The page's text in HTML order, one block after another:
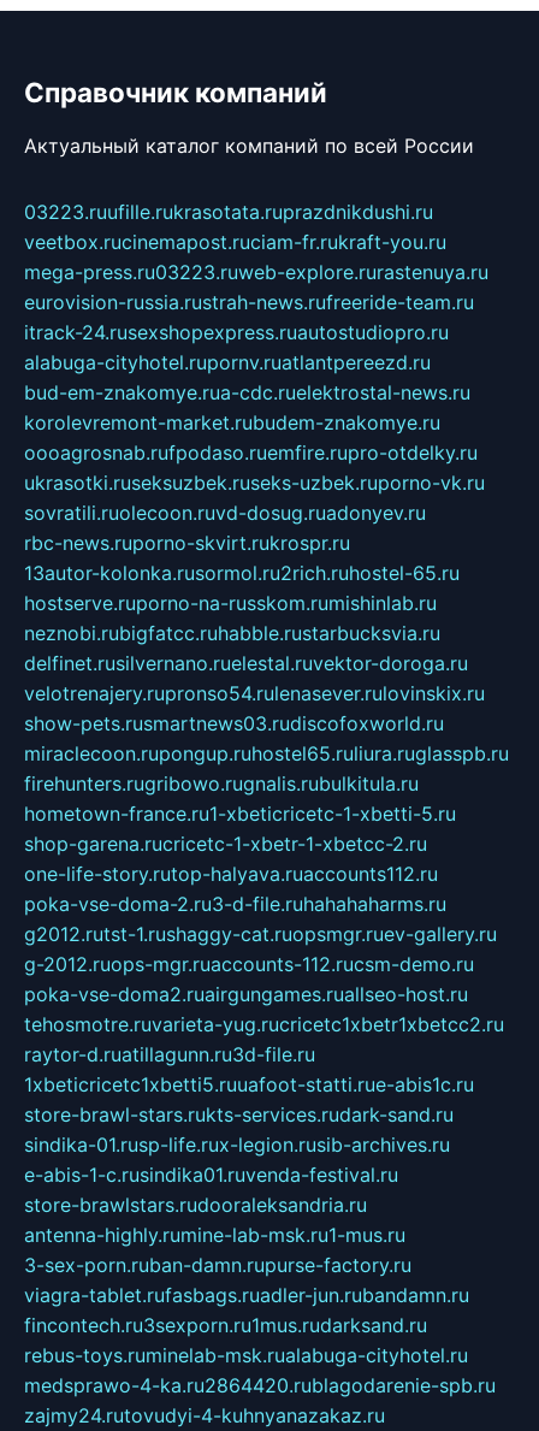
Справочник компаний
Актуальный каталог компаний по всей России
03223.ruufille.rukrasotata.ruprazdnikdushi.ru
veetbox.rucinemapost.ruciam-fr.rukraft-you.ru
mega-press.ru03223.ruweb-explore.rurastenuya.ru
eurovision-russia.rustrah-news.rufreeride-team.ru
itrack-24.rusexshopexpress.ruautostudiopro.ru
alabuga-cityhotel.rupornv.ruatlantpereezd.ru
bud-em-znakomye.rua-cdc.ruelektrostal-news.ru
korolevremont-market.rubudem-znakomye.ru
oooagrosnab.rufpodaso.ruemfire.rupro-otdelky.ru
ukrasotki.ruseksuzbek.ruseks-uzbek.ruporno-vk.ru
sovratili.ruolecoon.ruvd-dosug.ruadonyev.ru
rbc-news.ruporno-skvirt.rukrospr.ru
13autor-kolonka.rusormol.ru2rich.ruhostel-65.ru
hostserve.ruporno-na-russkom.rumishinlab.ru
neznobi.rubigfatcc.ruhabble.rustarbucksvia.ru
delfinet.rusilvernano.ruelestal.ruvektor-doroga.ru
velotrenajery.rupronso54.rulenasever.rulovinskix.ru
show-pets.rusmartnews03.rudiscofoxworld.ru
miraclecoon.rupongup.ruhostel65.ruliura.ruglasspb.ru
firehunters.rugribowo.rugnalis.rubulkitula.ru
hometown-france.ru1-xbeticricetc-1-xbetti-5.ru
shop-garena.rucricetc-1-xbetr-1-xbetcc-2.ru
one-life-story.rutop-halyava.ruaccounts112.ru
poka-vse-doma-2.ru3-d-file.ruhahahaharms.ru
g2012.rutst-1.rushaggy-cat.ruopsmgr.ruev-gallery.ru
g-2012.ruops-mgr.ruaccounts-112.rucsm-demo.ru
poka-vse-doma2.ruairgungames.ruallseo-host.ru
tehosmotre.ruvarieta-yug.rucricetc1xbetr1xbetcc2.ru
raytor-d.ruatillagunn.ru3d-file.ru
1xbeticricetc1xbetti5.ruuafoot-statti.rue-abis1c.ru
store-brawl-stars.rukts-services.rudark-sand.ru
sindika-01.rusp-life.rux-legion.rusib-archives.ru
e-abis-1-c.rusindika01.ruvenda-festival.ru
store-brawlstars.rudooraleksandria.ru
antenna-highly.rumine-lab-msk.ru1-mus.ru
3-sex-porn.ruban-damn.rupurse-factory.ru
viagra-tablet.rufasbags.ruadler-jun.rubandamn.ru
fincontech.ru3sexporn.ru1mus.rudarksand.ru
rebus-toys.ruminelab-msk.rualabuga-cityhotel.ru
medsprawo-4-ka.ru2864420.rublagodarenie-spb.ru
zajmy24.rutovudyi-4-kuhnyanazakaz.ru